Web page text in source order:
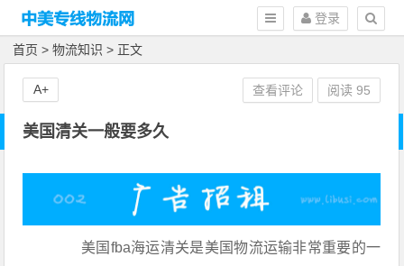
登录
首页 >物流知识 > 正文
美国清关一般要多久
美国fba海运清关是美国物流运输非常重要的一
查看评论 阅读95
A+